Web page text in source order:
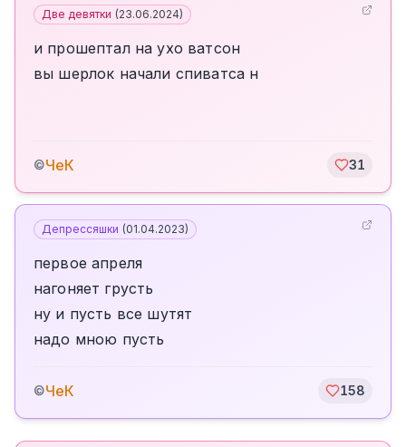
Две девятки (23.06.2024)
и прошептал на ухо ватсон
вы шерлок начали спиватса н
©ЧеК 31
Депрессяшки (01.04.2023)
первое апреля
нагоняет грусть
ну и пусть все шутят
надо мною пусть
©ЧеК 158